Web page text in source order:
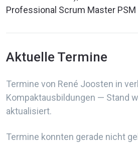
Professional Scrum Master PSM
Aktuelle Termine
Termine von René Joosten in
Kompaktausbildungen — Stand
aktualisiert.
Termine konnten gerade nicht